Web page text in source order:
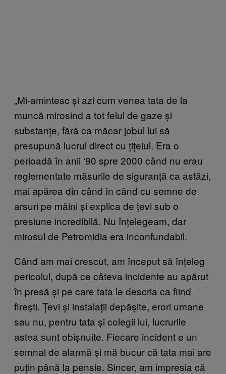
„Mi-amintesc și azi cum venea tata de la
muncă mirosind a tot felul de gaze și
substanțe, fără ca măcar jobul lui să
presupună lucrul direct cu țițeiul. Era o
perioadă în anii ‘90 spre 2000 când nu erau
reglementate măsurile de siguranță ca astăzi,
mai apărea din când în când cu semne de
arsuri pe mâini și explica de țevi sub o
presiune incredibilă. Nu înțelegeam, dar
mirosul de Petromidia era inconfundabil.
Când am mai crescut, am început să înțeleg
pericolul, după ce câteva incidente au apărut
în presă și pe care tata le descria ca fiind
firești. Țevi și instalații depășite, erori umane
sau nu, pentru tata și colegii lui, lucrurile
astea sunt obișnuite. Fiecare incident e un
semnal de alarmă și mă bucur că tata mai are
puțin până la pensie. Sincer, am impresia că